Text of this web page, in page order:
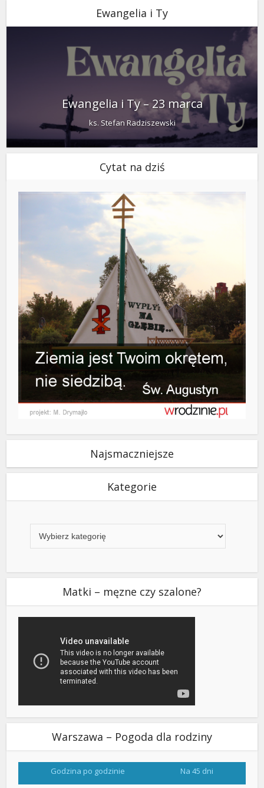
Ewangelia i Ty
Ewangelia i Ty – 23 marca
ks. Stefan Radziszewski
Cytat na dziś
Najsmaczniejsze
Kategorie
Matki – męzne czy szalone?
Warszawa – Pogoda dla rodziny
Godzina po godzinie Na 45 dni